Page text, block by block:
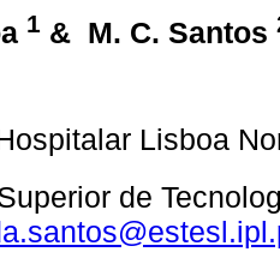
1 & M. C. Santos
Lisboa
de